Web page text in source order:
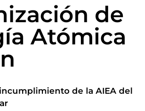
de
Atómica
de la AIEA del